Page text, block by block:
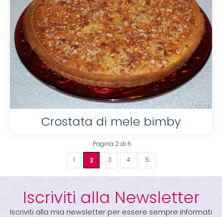
Crostata di mele bimby
Pagina 2 di 6
1 2 3 4 5
Iscriviti alla Newsletter
Iscriviti alla mia newsletter per essere sempre informati